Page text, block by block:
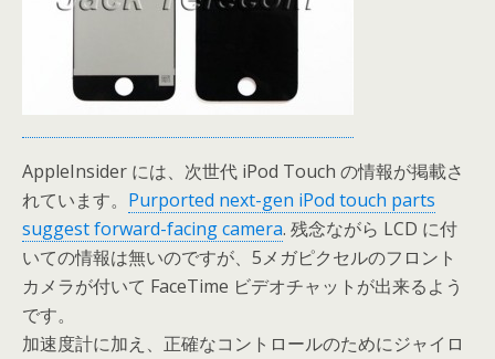
AppleInsider には、次世代 iPod Touch の情報が掲載さ
れています。 Purported next-gen iPod touch parts
suggest forward-facing camera. 残念ながら LCD に付
いての情報は無いのですが、5メガピクセルのフロント
カメラが付いて FaceTime ビデオチャットが出来るよう
です。
加速度計に加え、正確なコントロールのためにジャイロ